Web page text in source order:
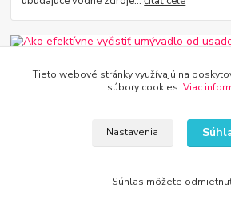
Vodovodné batérie a drezy
Tieto webové stránky využívajú na
súbory cookies. Viac
Nastavenia
Súhlas môžete